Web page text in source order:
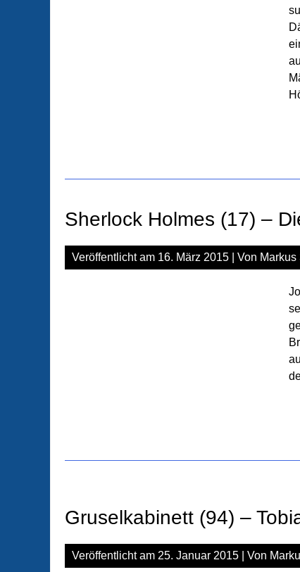
Sherlock Holmes (17) –
Veröffentlicht am 16. März 2015 | Von
Gruselkabinett (94) –
Veröffentlicht am 25. Januar 2015 | Von